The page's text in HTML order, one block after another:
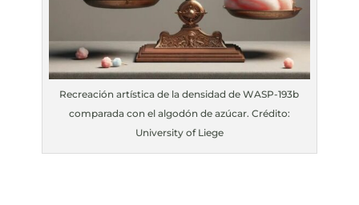
Recreación artística de la densidad de WASP-193b
comparada con el algodón de azúcar. Crédito:
University of Liege